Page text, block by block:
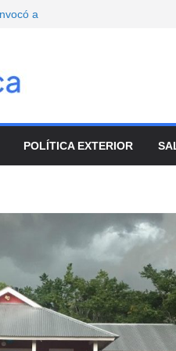
a
el ajuste
turistas y el
POLÍTICA EXTERIOR